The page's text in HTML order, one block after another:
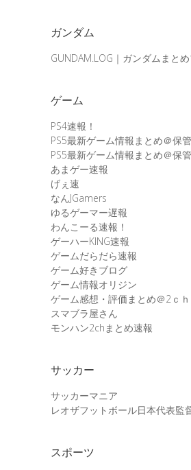
ガンダム
GUNDAM.LOG｜ガンダムまと
ゲーム
PS4速報！
PS5最新ゲーム情報まとめ＠保
PS5最新ゲーム情報まとめ＠保
あまゲー速報
げぇ速
なんJGamers
ゆるゲーマー遅報
わんこーる速報！
ゲーハーKING速報
ゲームだらだら速報
ゲーム好きブログ
ゲーム情報オリジン
ゲーム感想・評価まとめ＠2ｃｈ
スマブラ屋さん
モンハン2chまとめ速報
サッカー
サッカーマニア
レオザフットボール日本代表監
スポーツ